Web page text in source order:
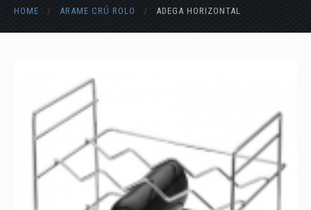
HOME / ARAME CRÚ ROLO / ADEGA HORIZONTAL